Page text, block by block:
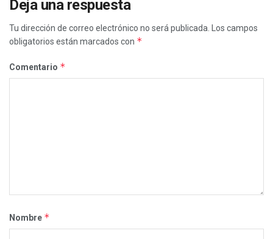
Deja una respuesta
Tu dirección de correo electrónico no será publicada.
Los campos
obligatorios están marcados con *
Comentario *
Nombre *